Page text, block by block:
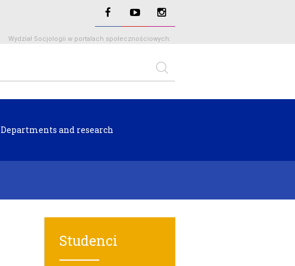
Wydział Socjologii w portalach społecznościowych:
Departments and research
Studenci